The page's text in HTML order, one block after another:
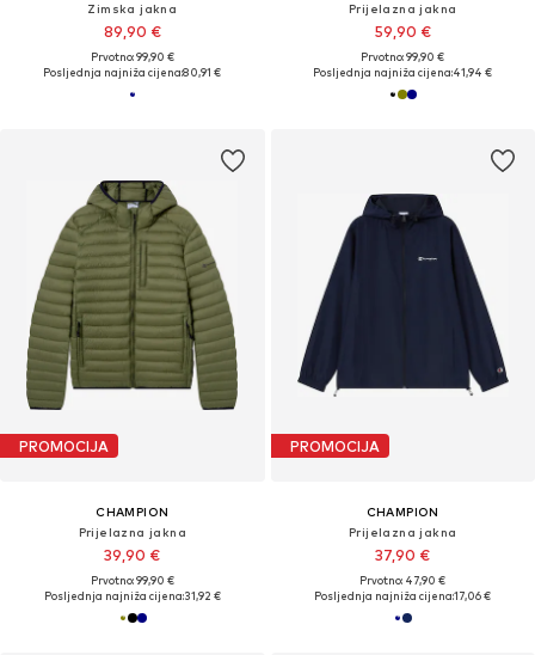
Zimska jakna
89,90 €
Prvotno: 99,90 €
Posljednja najniža cijena:80,91 €
Prijelazna jakna
59,90 €
Prvotno: 99,90 €
Posljednja najniža cijena:41,94 €
PROMOCIJA
CHAMPION
Prijelazna jakna
39,90 €
Prvotno: 99,90 €
Posljednja najniža cijena:31,92 €
PROMOCIJA
CHAMPION
Prijelazna jakna
37,90 €
Prvotno: 47,90 €
Posljednja najniža cijena:17,06 €